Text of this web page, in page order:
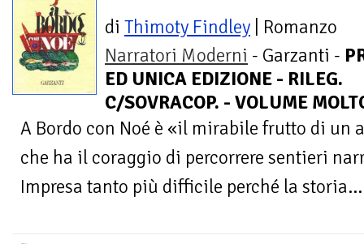
di Thimoty Findley | Romanzo
Narratori Moderni - Garzanti -
ED UNICA EDIZIONE - RILEG.
C/SOVRACOP. - VOLUME
A Bordo con Noé è «il mirabile frutto di un
che ha il coraggio di percorrere sentieri
Impresa tanto più difficile perché la storia...